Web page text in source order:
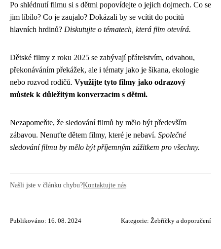
Po shlédnutí filmu si s dětmi popovídejte o jejich dojmech. Co se
jim líbilo? Co je zaujalo? Dokázali by se vcítit do pocitů
hlavních hrdinů? Diskutujte o tématech, která film otevírá.
Dětské filmy z roku 2025 se zabývají přátelstvím, odvahou,
překonáváním překážek, ale i tématy jako je šikana, ekologie
nebo rozvod rodičů. Využijte tyto filmy jako odrazový
můstek k důležitým konverzacím s dětmi.
Nezapomeňte, že sledování filmů by mělo být především
zábavou. Nenuťte dětem filmy, které je nebaví. Společné
sledování filmu by mělo být příjemným zážitkem pro všechny.
Našli jste v článku chybu?Kontaktujte nás
Publikováno: 16. 08. 2024 Kategorie: Žebříčky a doporučení